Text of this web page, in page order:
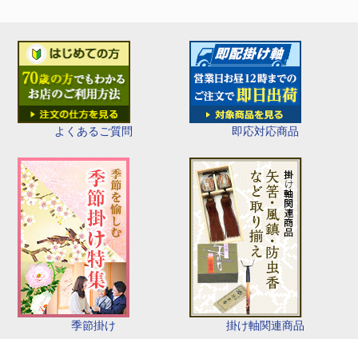
よくあるご質問 即応対応商品
季節掛け 掛け軸関連商品